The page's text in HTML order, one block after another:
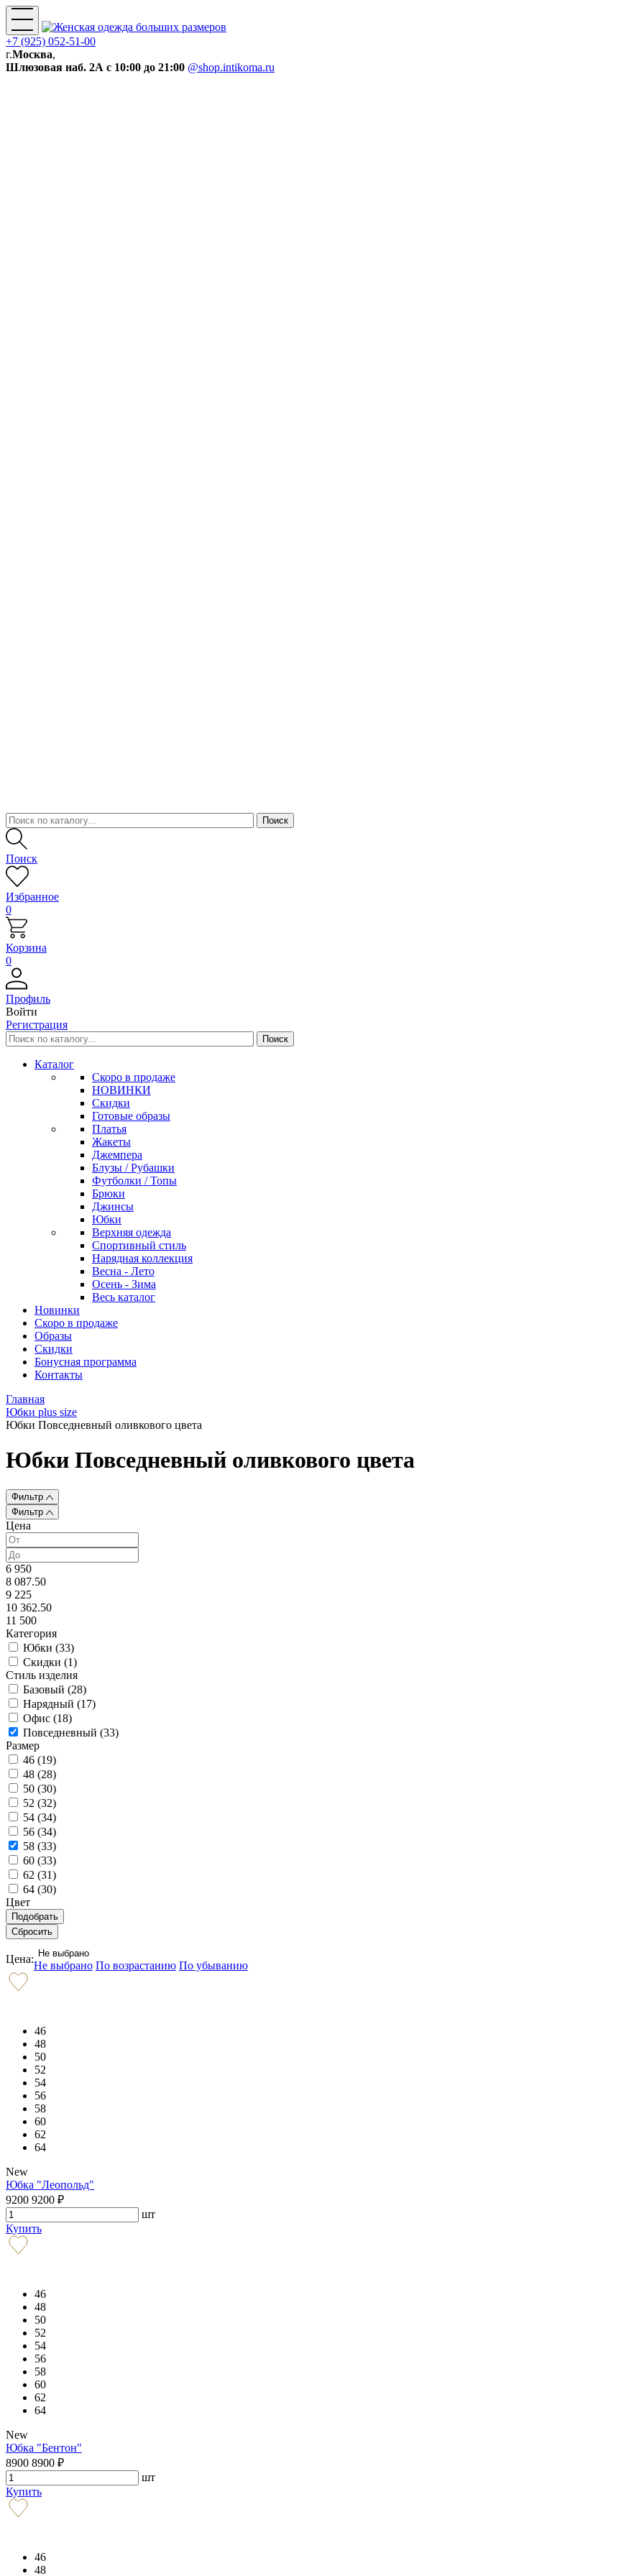
+7 (925) 052-51-00
г.Москва,
Шлюзовая наб. 2А с 10:00 до 21:00 @shop.intikoma.ru
Поиск
Избранное
0
Корзина
0
Профиль
Войти
Регистрация
Каталог
Скоро в продаже
НОВИНКИ
Скидки
Готовые образы
Платья
Жакеты
Джемпера
Блузы / Рубашки
Футболки / Топы
Брюки
Джинсы
Юбки
Верхняя одежда
Спортивный стиль
Нарядная коллекция
Весна - Лето
Осень - Зима
Весь каталог
Новинки
Скоро в продаже
Образы
Скидки
Бонусная программа
Контакты
Главная
Юбки plus size
Юбки Повседневный оливкового цвета
Юбки Повседневный оливкового цвета
Фильтр
Фильтр
Цена
6 950
8 087.50
9 225
10 362.50
11 500
Категория
Юбки (33)
Скидки (1)
Стиль изделия
Базовый (28)
Нарядный (17)
Офис (18)
Повседневный (33)
Размер
46 (19)
48 (28)
50 (30)
52 (32)
54 (34)
56 (34)
58 (33)
60 (33)
62 (31)
64 (30)
Цвет
Цена: Не выбрано
Не выбрано По возрастанию По убыванию
46
48
50
52
54
56
58
60
62
64
New
Юбка "Леопольд"
9200 9200 ₽
шт
Купить
46
48
50
52
54
56
58
60
62
64
New
Юбка "Бентон"
8900 8900 ₽
шт
Купить
46
48